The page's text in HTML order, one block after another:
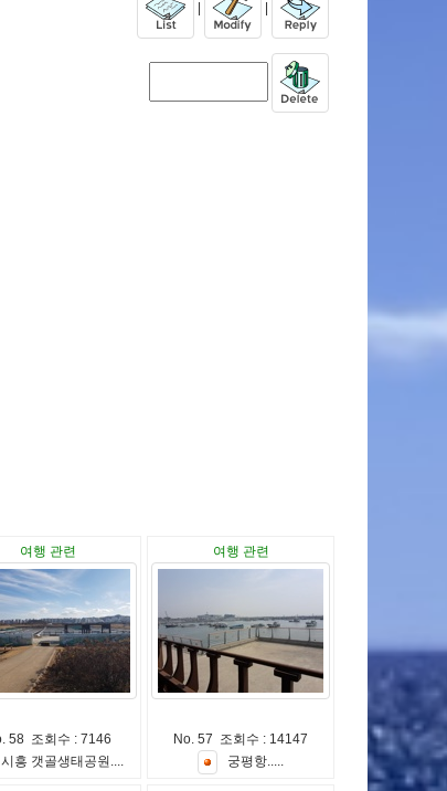
여행 관련
58 조회수 : 7146
시 흥 갯골생태 공원 ....
여행 관련
No. 57 조회수 : 14147
궁평항.....